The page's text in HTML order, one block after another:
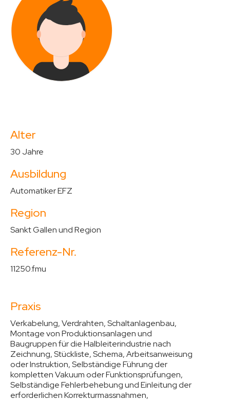
Alter
30 Jahre
Ausbildung
Automatiker EFZ
Region
Sankt Gallen und Region
Referenz-Nr.
11250.fmu
Praxis
Verkabelung, Verdrahten, Schaltanlagenbau,
Montage von Produktionsanlagen und
Baugruppen für die Halbleiterindustrie nach
Zeichnung, Stückliste, Schema, Arbeitsanweisung
oder Instruktion, Selbständige Führung der
kompletten Vakuum oder Funktionsprüfungen,
Selbständige Fehlerbehebung und Einleitung der
erforderlichen Korrekturmassnahmen,